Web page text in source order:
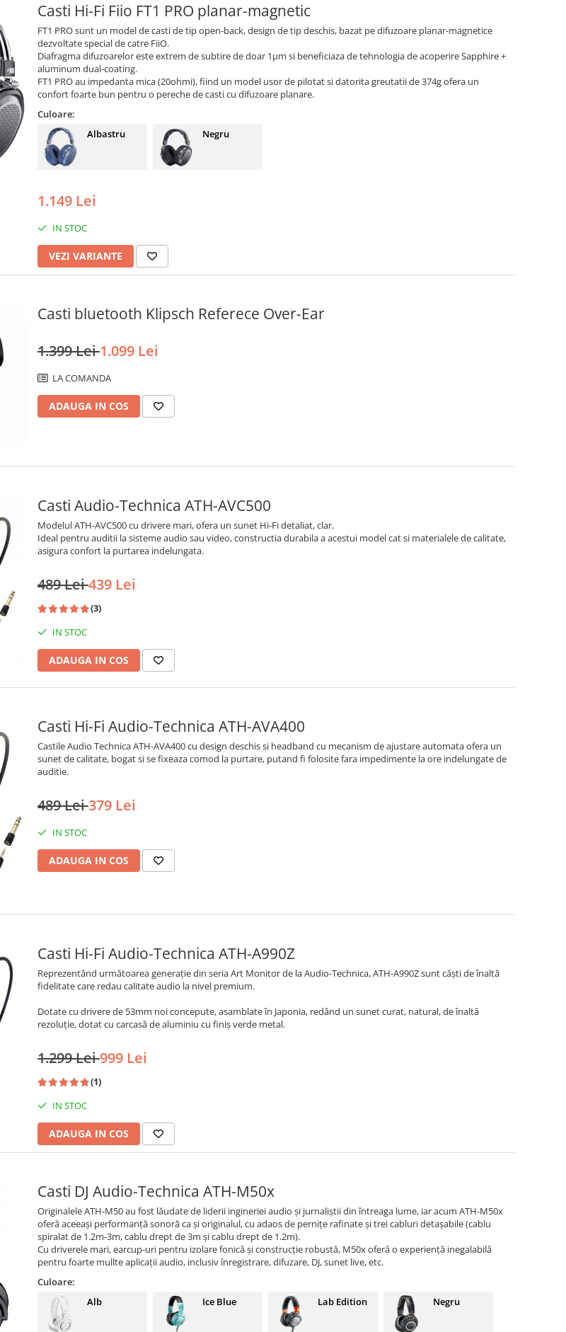
Casti Hi-Fi Fiio FT1 PRO planar-magnetic
FT1 PRO sunt un model de casti de tip open-back, design de tip deschis, bazat pe difuzoare planar-magnetice
dezvoltate special de catre FiiO.
Diafragma difuzoarelor este extrem de subtire de doar 1μm si beneficiaza de tehnologia de acoperire Sapphire +
aluminum dual-coating.
FT1 PRO au impedanta mica (20ohmi), fiind un model usor de pilotat si datorita greutatii de 374g ofera un
confort foarte bun pentru o pereche de casti cu difuzoare planare.
Culoare:
Albastru
Negru
1.149 Lei
IN STOC
VEZI VARIANTE
Casti bluetooth Klipsch Referece Over-Ear
1.399 Lei1.099 Lei
LA COMANDA
ADAUGA IN COS
Casti Audio-Technica ATH-AVC500
Modelul ATH-AVC500 cu drivere mari, ofera un sunet Hi-Fi detaliat, clar.
Ideal pentru auditii la sisteme audio sau video, constructia durabila a acestui model cat si materialele de calitate,
asigura confort la purtarea indelungata.
489 Lei439 Lei
(3)
IN STOC
ADAUGA IN COS
Casti Hi-Fi Audio-Technica ATH-AVA400
Castile Audio Technica ATH-AVA400 cu design deschis si headband cu mecanism de ajustare automata ofera un
sunet de calitate, bogat si se fixeaza comod la purtare, putand fi folosite fara impedimente la ore indelungate de
auditie.
489 Lei379 Lei
IN STOC
ADAUGA IN COS
Casti Hi-Fi Audio-Technica ATH-A990Z
Reprezentând următoarea generație din seria Art Monitor de la Audio-Technica, ATH-A990Z sunt căști de înaltă
fidelitate care redau calitate audio la nivel premium.
Dotate cu drivere de 53mm noi concepute, asamblate în Japonia, redând un sunet curat, natural, de înaltă
rezoluție, dotat cu carcasă de aluminiu cu finiș verde metal.
1.299 Lei999 Lei
(1)
IN STOC
ADAUGA IN COS
Casti DJ Audio-Technica ATH-M50x
Originalele ATH-M50 au fost lăudate de liderii ingineriei audio și jurnaliștii din întreaga lume, iar acum ATH-M50x
oferă aceeași performanță sonoră ca și originalul, cu adaos de pernițe rafinate și trei cabluri detașabile (cablu
spiralat de 1.2m-3m, cablu drept de 3m și cablu drept de 1.2m).
Cu driverele mari, earcup-uri pentru izolare fonică și construcție robustă, M50x oferă o experiență inegalabilă
pentru foarte mullte aplicații audio, inclusiv înregistrare, difuzare, DJ, sunet live, etc.
Culoare:
Alb
Ice Blue Lab Edition Negru